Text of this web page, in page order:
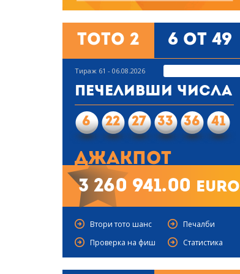
Тото 2 6 от 49
Тираж 61 - 06.08.2026
Печеливши числа
6 22 27 33 36 41
Джакпот
3 260 941.00 euro
Втори тото шанс
Печалби
Проверка на фиш
Статистика